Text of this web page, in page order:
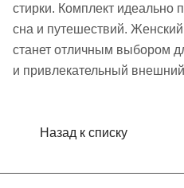
стирки. Комплект идеально
сна и путешествий.
станет отличным выбором
и привлекательный
Назад к списку